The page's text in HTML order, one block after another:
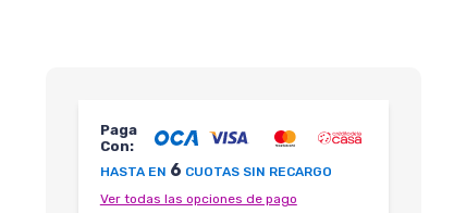
Paga
Con:
HASTA EN 6 CUOTAS SIN RECARGO
Ver todas las opciones de pago